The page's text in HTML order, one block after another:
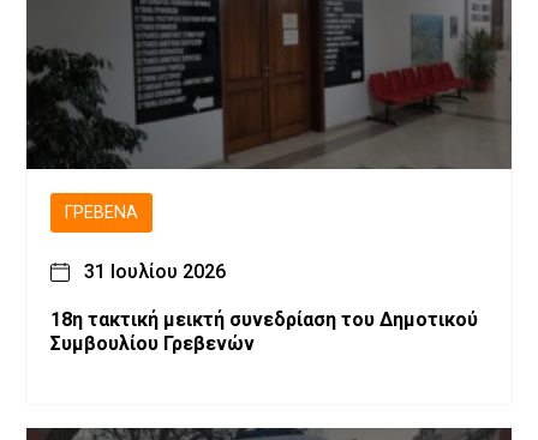
ΓΡΕΒΕΝΆ
31 Ιουλίου 2026
18η τακτική μεικτή συνεδρίαση του Δημοτικού
Συμβουλίου Γρεβενών